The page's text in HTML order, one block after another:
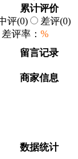
累计评价
评(0) 差评(0)
差评率： %
留言记录
商家信息
数据统计